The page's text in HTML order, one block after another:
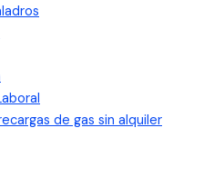
de gas sin alquiler